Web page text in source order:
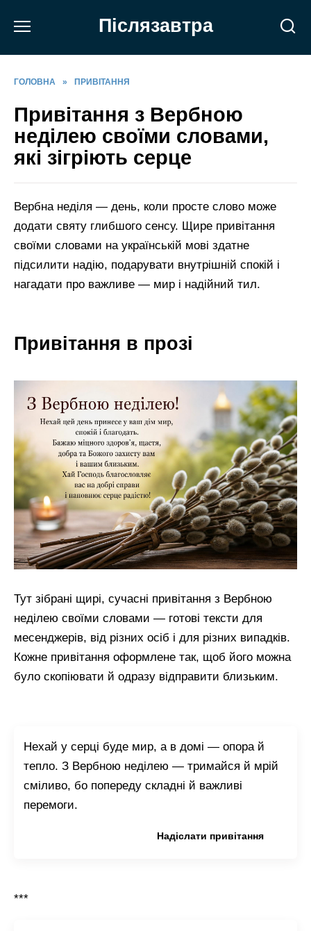
Післязавтра
ГОЛОВНА » ПРИВІТАННЯ
Привітання з Вербною
неділею своїми словами,
які зігріють серце
Вербна неділя — день, коли просте слово може
додати святу глибшого сенсу. Щире привітання
своїми словами на українській мові здатне
підсилити надію, подарувати внутрішній спокій і
нагадати про важливе — мир і надійний тил.
Привітання в прозі
Тут зібрані щирі, сучасні привітання з Вербною
неділею своїми словами — готові тексти для
месенджерів, від різних осіб і для різних випадків.
Кожне привітання оформлене так, щоб його можна
було скопіювати й одразу відправити близьким.
Нехай у серці буде мир, а в домі — опора й
тепло. З Вербною неділею — тримайся й мрій
сміливо, бо попереду складні й важливі
перемоги.
Надіслати привітання
***